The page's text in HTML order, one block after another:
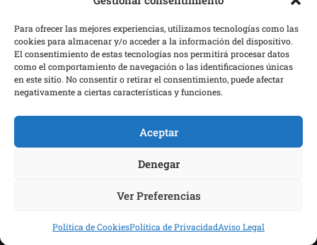
Para ofrecer las mejores experiencias, utilizamos tecnologías como las
cookies para almacenar y/o acceder a la información del dispositivo.
El consentimiento de estas tecnologías nos permitirá procesar datos
como el comportamiento de navegación o las identificaciones únicas
en este sitio. No consentir o retirar el consentimiento, puede afectar
negativamente a ciertas características y funciones.
Aceptar
Denegar
Ver Preferencias
Política de CookiesPolítica de PrivacidadAviso Legal